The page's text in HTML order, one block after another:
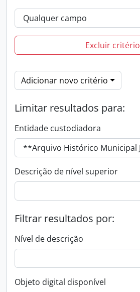
Excluir critério
Adicionar novo critério
Limitar resultados para:
Entidade custodiadora
Descrição de nível superior
Filtrar resultados por:
Nível de descrição
Objeto digital disponível